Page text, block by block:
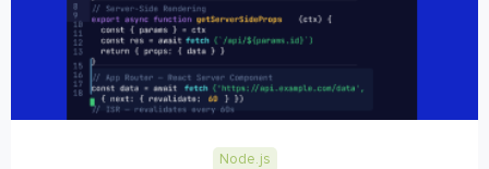
Node.js